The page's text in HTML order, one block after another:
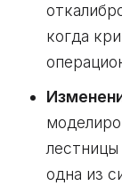
когда
одна из